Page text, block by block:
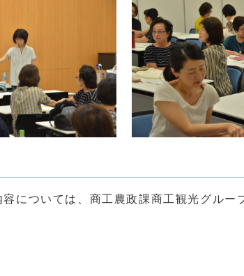
については、商工農政課商工観光グル